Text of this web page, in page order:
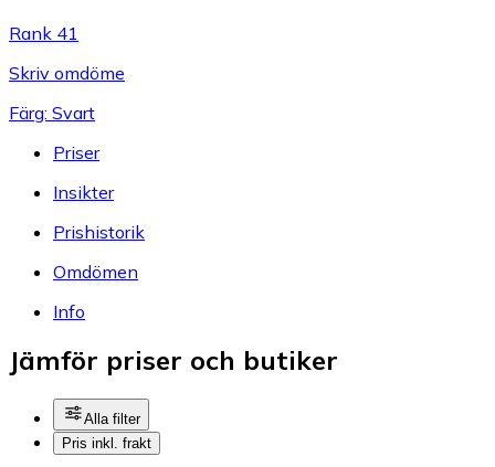
Rank 41
Skriv omdöme
Färg: Svart
Priser
Insikter
Prishistorik
Omdömen
Info
Jämför priser och butiker
Alla filter
Pris inkl. frakt